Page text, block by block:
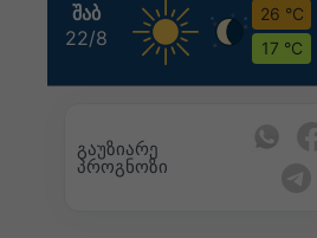
ᲨᲐᲑ
22/8
26 °C
17 °C
გაუზიარე
პროგნოზი